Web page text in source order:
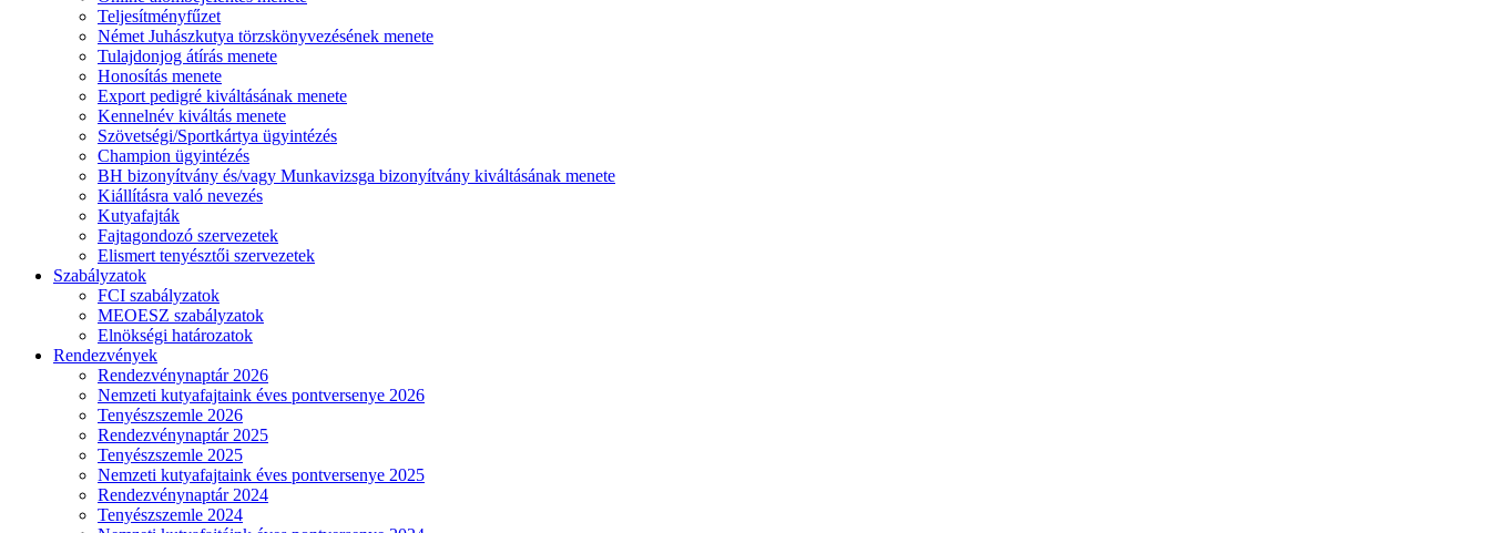
Teljesítményfűzet
Német Juhászkutya törzskönyvezésének menete
Tulajdonjog átírás menete
Honosítás menete
Export pedigré kiváltásának menete
Kennelnév kiváltás menete
Szövetségi/Sportkártya ügyintézés
Champion ügyintézés
BH bizonyítvány és/vagy Munkavizsga bizonyítvány kiváltásának menete
Kiállításra való nevezés
Kutyafajták
Fajtagondozó szervezetek
Elismert tenyésztői szervezetek
Szabályzatok
FCI szabályzatok
MEOESZ szabályzatok
Elnökségi határozatok
Rendezvények
Rendezvénynaptár 2026
Nemzeti kutyafajtaink éves pontversenye 2026
Tenyészszemle 2026
Rendezvénynaptár 2025
Tenyészszemle 2025
Nemzeti kutyafajtaink éves pontversenye 2025
Rendezvénynaptár 2024
Tenyészszemle 2024